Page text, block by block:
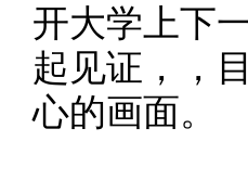
开大学上下
起见证，，
心的画面。